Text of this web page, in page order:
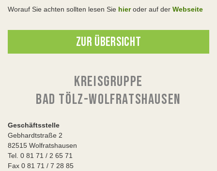
Worauf Sie achten sollten lesen Sie hieroder auf der Webseite
ZUR ÜBERSICHT
KREISGRUPPE
BAD TÖLZ-WOLFRATSHAUSEN
Geschäftsstelle
Gebhardtstraße 2
82515 Wolfratshausen
Tel. 0 81 71 / 2 65 71
Fax 0 81 71 / 7 28 85